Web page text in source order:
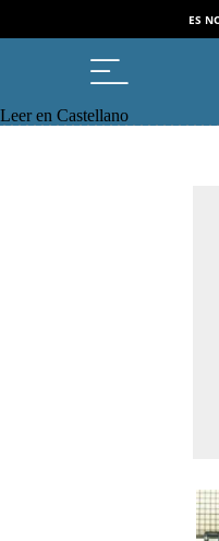
ES
Leer en Castellano